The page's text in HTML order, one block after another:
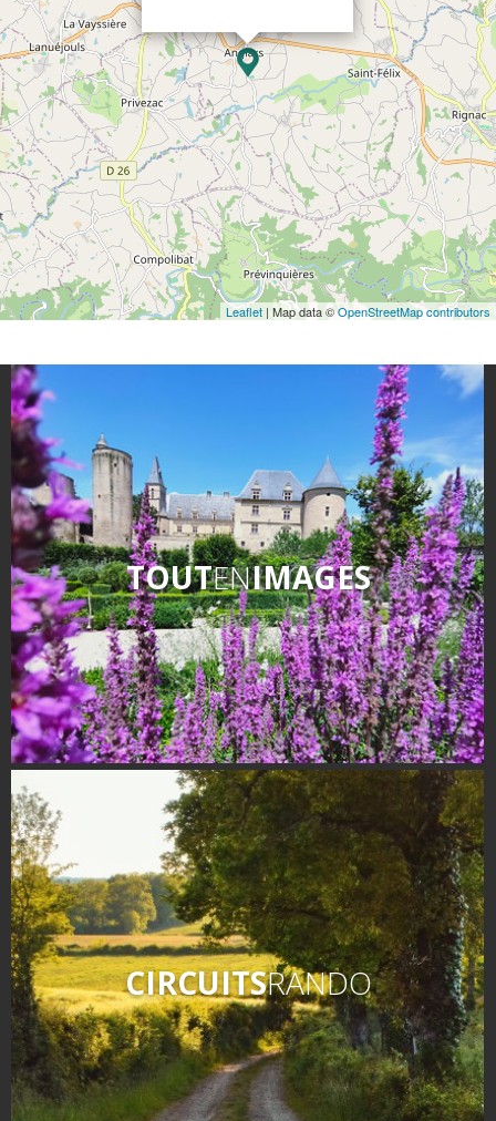
Leaflet | Map data ©OpenStreetMap contributors
TOUTENIMAGES
CIRCUITSRANDO